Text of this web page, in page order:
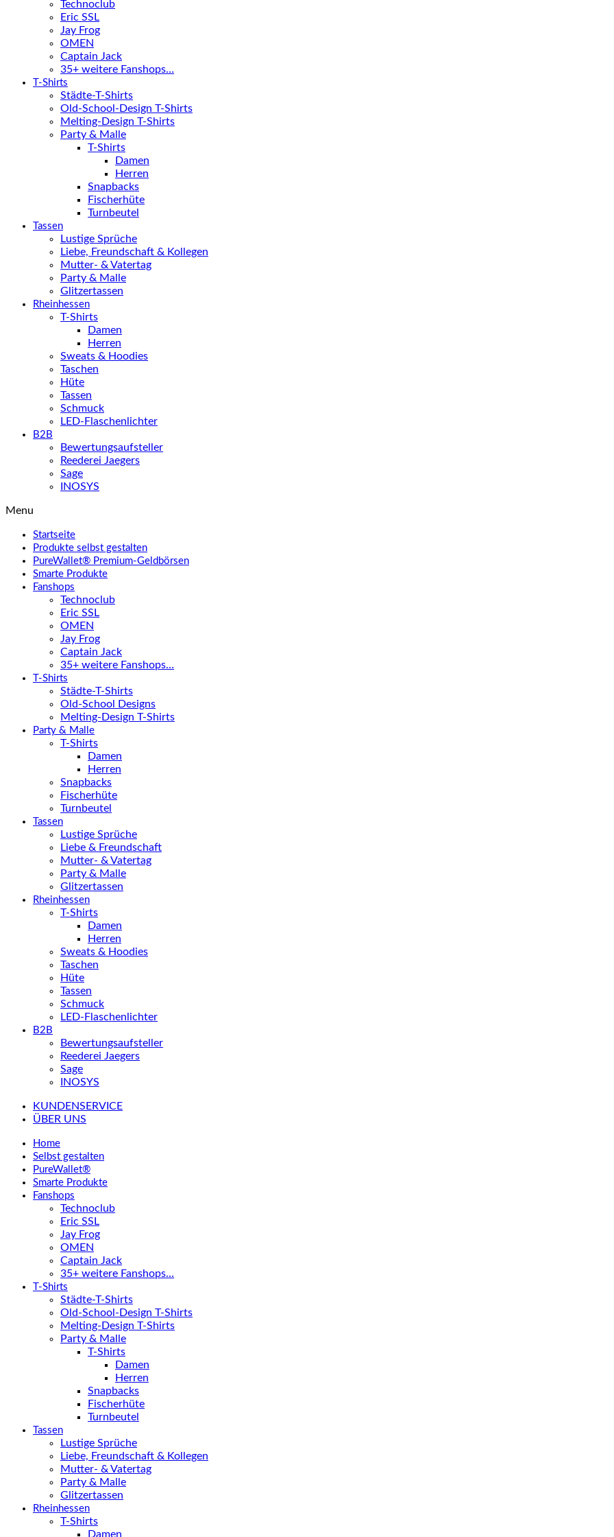
Technoclub
Eric SSL
Jay Frog
OMEN
Captain Jack
35+ weitere Fanshops…
T-Shirts
Städte-T-Shirts
Old-School-Design T-Shirts
Melting-Design T-Shirts
Party & Malle
T-Shirts
Damen
Herren
Snapbacks
Fischerhüte
Turnbeutel
Tassen
Lustige Sprüche
Liebe, Freundschaft & Kollegen
Mutter- & Vatertag
Party & Malle
Glitzertassen
Rheinhessen
T-Shirts
Damen
Herren
Sweats & Hoodies
Taschen
Hüte
Tassen
Schmuck
LED-Flaschenlichter
B2B
Bewertungsaufsteller
Reederei Jaegers
Sage
INOSYS
Menu
Startseite
Produkte selbst gestalten
PureWallet® Premium-Geldbörsen
Smarte Produkte
Fanshops
Technoclub
Eric SSL
OMEN
Jay Frog
Captain Jack
35+ weitere Fanshops…
T-Shirts
Städte-T-Shirts
Old-School Designs
Melting-Design T-Shirts
Party & Malle
T-Shirts
Damen
Herren
Snapbacks
Fischerhüte
Turnbeutel
Tassen
Lustige Sprüche
Liebe & Freundschaft
Mutter- & Vatertag
Party & Malle
Glitzertassen
Rheinhessen
T-Shirts
Damen
Herren
Sweats & Hoodies
Taschen
Hüte
Tassen
Schmuck
LED-Flaschenlichter
B2B
Bewertungsaufsteller
Reederei Jaegers
Sage
INOSYS
KUNDENSERVICE
ÜBER UNS
Home
Selbst gestalten
PureWallet®
Smarte Produkte
Fanshops
Technoclub
Eric SSL
Jay Frog
OMEN
Captain Jack
35+ weitere Fanshops…
T-Shirts
Städte-T-Shirts
Old-School-Design T-Shirts
Melting-Design T-Shirts
Party & Malle
T-Shirts
Damen
Herren
Snapbacks
Fischerhüte
Turnbeutel
Tassen
Lustige Sprüche
Liebe, Freundschaft & Kollegen
Mutter- & Vatertag
Party & Malle
Glitzertassen
Rheinhessen
T-Shirts
Damen